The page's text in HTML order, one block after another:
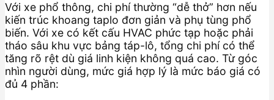
Với xe phổ thông, chi phí thường “dễ thở” hơn nếu
kiến trúc khoang taplo đơn giản và phụ tùng phổ
biến. Với xe có kết cấu HVAC phức tạp hoặc phải
tháo sâu khu vực bảng táp-lô, tổng chi phí có thể
tăng rõ rệt dù giá linh kiện không quá cao. Từ góc
nhìn người dùng, mức giá hợp lý là mức báo giá có
đủ 4 phần: